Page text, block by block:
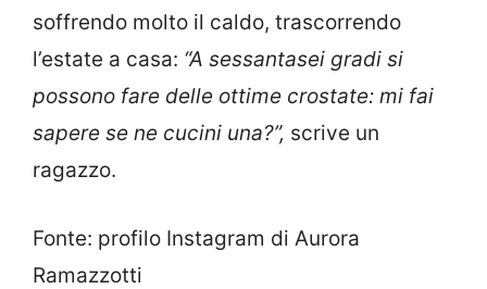
soffrendo molto il caldo, trascorrendo
l’estate a casa: “A sessantasei gradi si
possono fare delle ottime crostate: mi fai
sapere se ne cucini una?”, scrive un
ragazzo.
Fonte: profilo Instagram di Aurora
Ramazzotti